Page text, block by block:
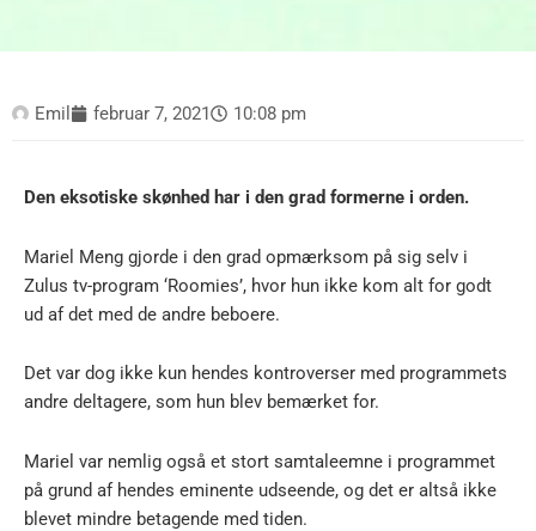
Emil februar 7, 2021 10:08 pm
Den eksotiske skønhed har i den grad formerne i orden.
Mariel Meng gjorde i den grad opmærksom på sig selv i
Zulus tv-program ‘Roomies’, hvor hun ikke kom alt for godt
ud af det med de andre beboere.
Det var dog ikke kun hendes kontroverser med programmets
andre deltagere, som hun blev bemærket for.
Mariel var nemlig også et stort samtaleemne i programmet
på grund af hendes eminente udseende, og det er altså ikke
blevet mindre betagende med tiden.